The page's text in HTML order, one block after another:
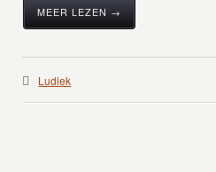
MEER LEZEN →
Ludiek